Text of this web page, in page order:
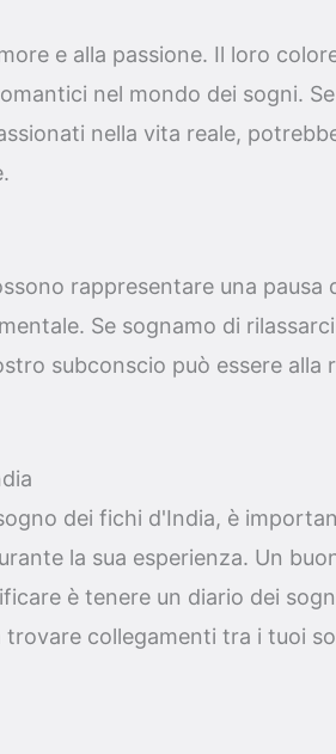
e alla passione. Il loro
nel mondo dei sogni.
nella vita reale,
rappresentare una pausa
Se sognamo di
subconscio può essere alla
dei fichi d'India, è
la sua esperienza. Un
è tenere un diario dei
collegamenti tra i tuoi